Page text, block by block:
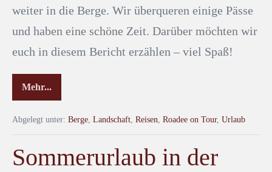
weiter in die Berge. Wir überqueren einige Pässe
und haben eine schöne Zeit. Darüber möchten wir
euch in diesem Bericht erzählen – viel Spaß!
Mehr...
Abgelegt unter: Berge, Landschaft, Reisen, Roadee on Tour, Urlaub
Sommerurlaub in der